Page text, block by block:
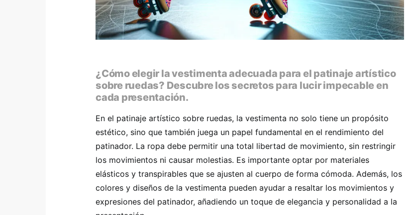
¿Cómo elegir la vestimenta adecuada para el patinaje artístico
sobre ruedas? Descubre los secretos para lucir impecable en
cada presentación.
En el patinaje artístico sobre ruedas, la vestimenta no solo tiene un propósito
estético, sino que también juega un papel fundamental en el rendimiento del
patinador. La ropa debe permitir una total libertad de movimiento, sin restringir
los movimientos ni causar molestias. Es importante optar por materiales
elásticos y transpirables que se ajusten al cuerpo de forma cómoda. Además, los
colores y diseños de la vestimenta pueden ayudar a resaltar los movimientos y
expresiones del patinador, añadiendo un toque de elegancia y personalidad a la